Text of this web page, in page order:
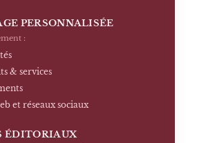
PERSONNALISÉE
:
& services
et réseaux sociaux
ÉDITORIAUX